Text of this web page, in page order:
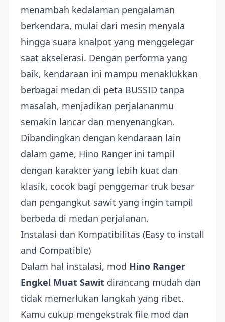
menambah kedalaman pengalaman
berkendara, mulai dari mesin menyala
hingga suara knalpot yang menggelegar
saat akselerasi. Dengan performa yang
baik, kendaraan ini mampu menaklukkan
berbagai medan di peta BUSSID tanpa
masalah, menjadikan perjalananmu
semakin lancar dan menyenangkan.
Dibandingkan dengan kendaraan lain
dalam game, Hino Ranger ini tampil
dengan karakter yang lebih kuat dan
klasik, cocok bagi penggemar truk besar
dan pengangkut sawit yang ingin tampil
berbeda di medan perjalanan.
Instalasi dan Kompatibilitas (Easy to install
and Compatible)
Dalam hal instalasi, mod Hino Ranger
Engkel Muat Sawit dirancang mudah dan
tidak memerlukan langkah yang ribet.
Kamu cukup mengekstrak file mod dan